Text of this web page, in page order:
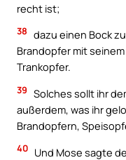
recht ist;
38 dazu einen Bock
Brandopfer mit
Trankopfer.
39 Solches sollt ihr
außerdem, was ihr
Brandopfern,
40 Und Mose sagte